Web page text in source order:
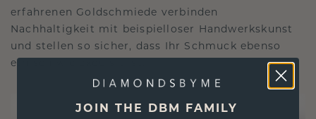
erfahrenen Goldschmiede verbinden
Nachhaltigkeit mit beispielloser Handwerkskunst
und stellen so sicher, dass Ihr Schmuck ebenso
ethisch wie exquisit ist.
JOIN THE DBM FAMILY